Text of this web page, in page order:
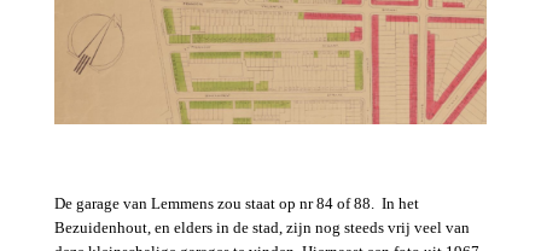
De garage van Lemmens zou staat op nr 84 of 88. In het
Bezuidenhout, en elders in de stad, zijn nog steeds vrij veel van